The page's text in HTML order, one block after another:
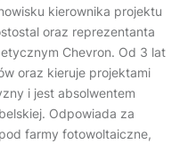
kierownika projektu
oraz reprezentanta
Chevron. Od 3 lat
oraz kieruje projektami
i jest absolwentem
Odpowiada za
farmy fotowoltaiczne,